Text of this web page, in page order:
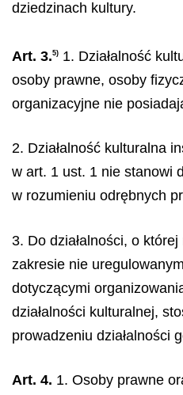
dziedzinach kultury.
Art. 3.5) 1. Działalność
osoby prawne, osoby
organizacyjne nie
2. Działalność kulturalna
w art. 1 ust. 1 nie stanowi
w rozumieniu odrębnych
3. Do działalności, o
zakresie nie
dotyczącymi
działalności kulturalnej,
prowadzeniu działalności
Art. 4. 1. Osoby prawne